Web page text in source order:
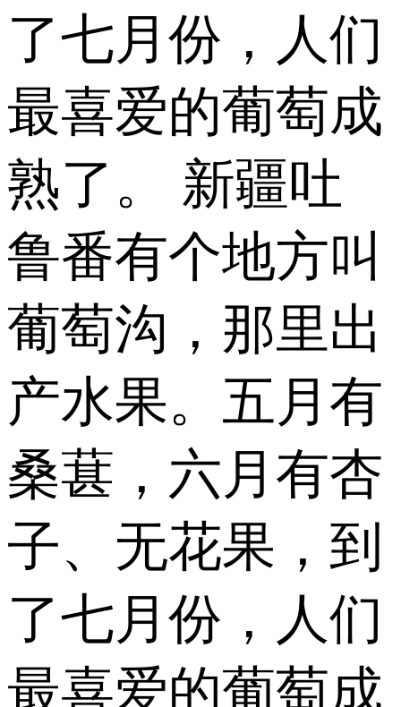
了七月份，人们
最喜爱的葡萄成
熟了。 新疆吐
鲁番有个地方叫
葡萄沟，那里出
产水果。五月有
桑葚，六月有杏
子、无花果，到
了七月份，人们
最喜爱的葡萄成